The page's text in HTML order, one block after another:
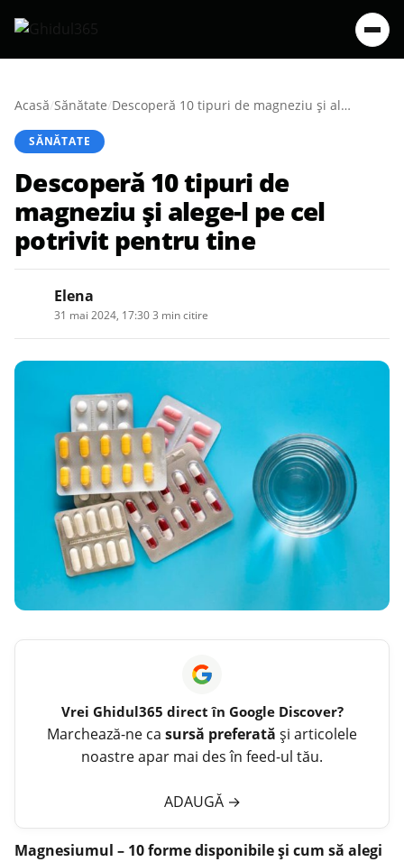
Acasă/Sănătate/ Descoperă 10 tipuri de magneziu și alege-l pe cel potrivit pentru tine
SĂNĂTATE
Descoperă 10 tipuri de
magneziu și alege-l pe cel
potrivit pentru tine
Elena
31 mai 2024, 17:303 min citire
Vrei Ghidul365 direct în Google Discover?
Marchează-ne ca sursă preferată și articolele
noastre apar mai des în feed-ul tău.
ADAUGĂ →
Magnesiumul – 10 forme disponibile și cum să alegi